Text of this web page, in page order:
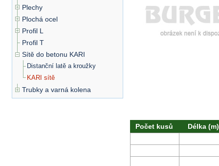
Plechy
Plochá ocel
Profil L
Profil T
Sítě do betonu KARI
Distanční latě a kroužky
KARI sítě
Trubky a varná kolena
Počet kusů Délka (m)